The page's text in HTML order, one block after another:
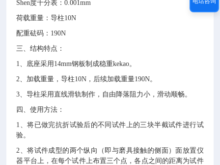
Shen度千分表：0.001mm
荷载重量：导柱10N
配重砝码： 190N
三、结构特点：
1、底座采用 14mm钢板制成稳重kekao。
2、加载重量，导柱10N ，后续加载重量190N。
3、导柱采用直线滑轨制作，自由降落阻力小，滑动顺畅。
四、使用方法：
1 、将已做完抗折试验后的不同试件上的三块半截试件进行试
验。
2、将试件成型的两个纵向（即与磨具接触的侧面）面放置仪
器平台上，在每个试件上布置三个点，各点之间的距离为试件